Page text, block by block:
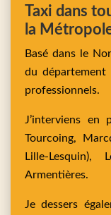
Taxi dans
la
Basé dans le
du
professionnels.
J’interviens en
Tourcoing,
Lille-Lesquin),
Armentières.
Je dessers